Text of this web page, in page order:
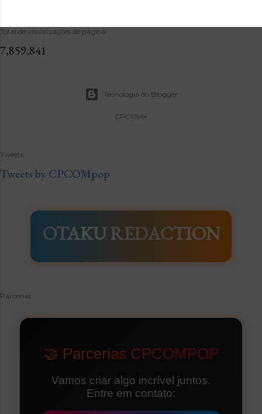
Total de visualizações de página
7,859,841
Tecnologia do Blogger
CPCOM+
Tweets
Tweets by CPCOMpop
OTAKU REDACTION
Parcerias
🤝 Parcerias CPCOMPOP
Vamos criar algo incrível juntos.
Entre em contato: